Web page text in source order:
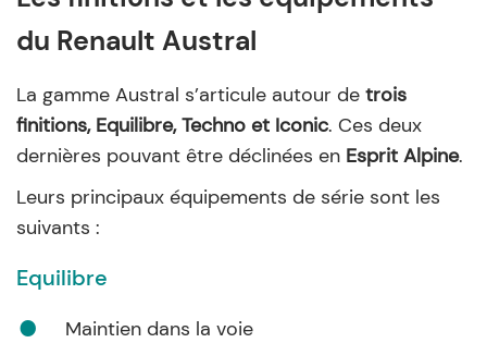
du Renault Austral
La gamme Austral s’articule autour de trois
finitions, Equilibre, Techno et Iconic. Ces deux
dernières pouvant être déclinées en Esprit Alpine.
Leurs principaux équipements de série sont les
suivants :
Equilibre
Maintien dans la voie